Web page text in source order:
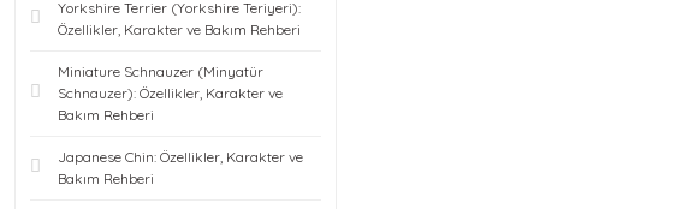
Yorkshire Terrier (Yorkshire Teriyeri):
Özellikler, Karakter ve Bakım Rehberi
Miniature Schnauzer (Minyatür
Schnauzer): Özellikler, Karakter ve
Bakım Rehberi
Japanese Chin: Özellikler, Karakter ve
Bakım Rehberi